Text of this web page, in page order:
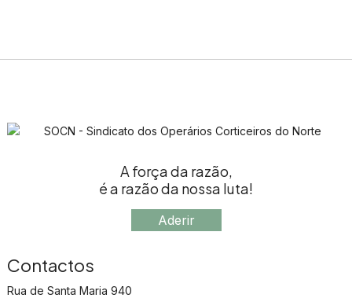
A força da razão,
é a razão da nossa luta!
Aderir
Contactos
Rua de Santa Maria 940